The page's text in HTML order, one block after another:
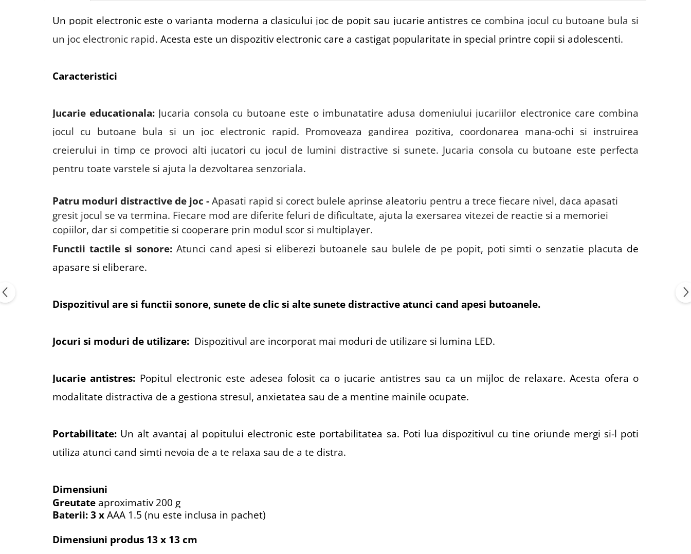
Un popit electronic este o varianta moderna a clasicului joc de popit sau jucarie antistres ce combina jocul cu butoane bula si
un joc electronic rapid. Acesta este un dispozitiv electronic care a castigat popularitate in special printre copii si adolescenti.
Caracteristici
Jucarie educationala: Jucaria consola cu butoane este o imbunatatire adusa domeniului jucariilor electronice care combina
jocul cu butoane bula si un joc electronic rapid. Promoveaza gandirea pozitiva, coordonarea mana-ochi si instruirea
creierului in timp ce provoci alti jucatori cu jocul de lumini distractive si sunete. Jucaria consola cu butoane este perfecta
pentru toate varstele si ajuta la dezvoltarea senzoriala.
Patru moduri distractive de joc - Apasati rapid si corect bulele aprinse aleatoriu pentru a trece fiecare nivel, daca apasati
gresit jocul se va termina. Fiecare mod are diferite feluri de dificultate, ajuta la exersarea vitezei de reactie si a memoriei
copiilor, dar si competitie si cooperare prin modul scor si multiplayer.
Functii tactile si sonore:Atunci cand apesi si eliberezi butoanele sau bulele de pe popit, poti simti o senzatie placuta de
apasare si eliberare.
Dispozitivul are si functii sonore, sunete de clic si alte sunete distractive atunci cand apesi butoanele.
Jocuri si moduri de utilizare: Dispozitivul are incorporat mai moduri de utilizare si lumina LED.
Jucarie antistres: Popitul electronic este adesea folosit ca o jucarie antistres sau ca un mijloc de relaxare. Acesta ofera o
modalitate distractiva de a gestiona stresul, anxietatea sau de a mentine mainile ocupate.
Portabilitate: Un alt avantaj al popitului electronic este portabilitatea sa. Poti lua dispozitivul cu tine oriunde mergi si-l poti
utiliza atunci cand simti nevoia de a te relaxa sau de a te distra.
Dimensiuni
Greutate aproximativ 200 g
Baterii: 3 x AAA 1.5 (nu este inclusa in pachet)
Dimensiuni produs 13 x 13 cm